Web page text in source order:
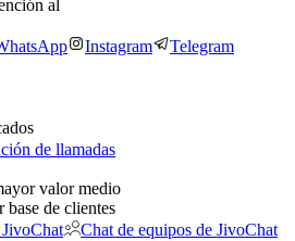
al
Instagram Telegram
de llamadas
valor medio
base de clientes
Chat de equipos de JivoChat